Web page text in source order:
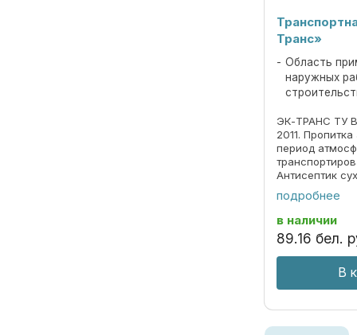
Транс»
Область
наружных
ЭК-ТРАНС ТУ
2011.
период
Антисептик
древесины от
окраски и
подробнее
в наличии
89.16 бел.
В